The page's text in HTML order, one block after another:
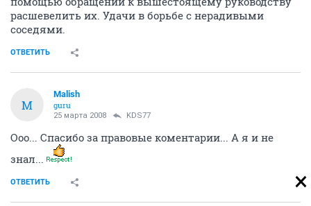
расшевелить их. Удачи в борьбе с нерадивыми
соседями.
ОТВЕТИТЬ
M
Malish
guru
25 марта 2008 KDS77
Ооо... Спасибо за правовые коментарии... А я и не
знал...
ОТВЕТИТЬ